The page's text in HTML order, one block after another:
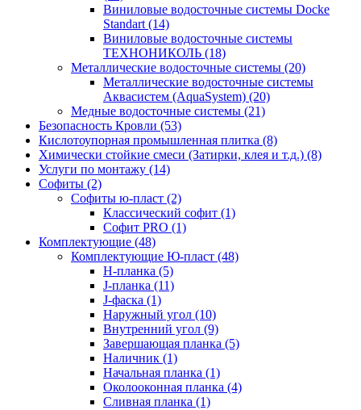
Виниловые водосточные системы Docke
Standart (14)
Виниловые водосточные системы
ТЕХНОНИКОЛЬ (18)
Металлические водосточные системы (20)
Металлические водосточные системы
Аквасистем (AquaSystem) (20)
Медные водосточные системы (21)
Безопасность Кровли (53)
Кислотоупорная промышленная плитка (8)
Химически стойкие смеси (Затирки, клея и т.д.) (8)
Услуги по монтажу (14)
Софиты (2)
Софиты ю-пласт (2)
Классический софит (1)
Софит PRO (1)
Комплектующие (48)
Комплектующие Ю-пласт (48)
H-планка (5)
J-планка (11)
J-фаска (1)
Наружный угол (10)
Внутренний угол (9)
Завершающая планка (5)
Наличник (1)
Начальная планка (1)
Околооконная планка (4)
Сливная планка (1)